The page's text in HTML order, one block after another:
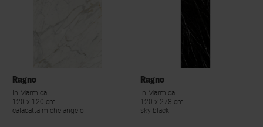
Ragno
In Marmica
120 x 120 cm
calacatta michelangelo
Ragno
In Marmica
120 x 278 cm
sky black